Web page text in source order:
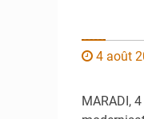
4 août
MARADI,